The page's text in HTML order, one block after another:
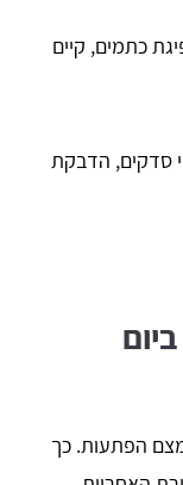
כתמים, קיים
סדקים, הדבקת
הפתעות. כך